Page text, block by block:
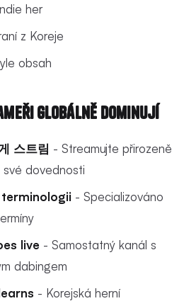
her
z Koreje
obsah
globálně dominují
스트림 - Streamujte přirozeně
dovednosti
- Specializováno
live - Samostatný kanál s
dabingem
- Korejská herní